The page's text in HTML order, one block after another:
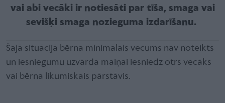
vai abi vecāki ir notiesāti par tīša, smaga vai
sevišķi smaga nozieguma izdarīšanu.
Šajā situācijā bērna minimālais vecums nav noteikts
un iesniegumu uzvārda maiņai iesniedz otrs vecāks
vai bērna likumiskais pārstāvis.